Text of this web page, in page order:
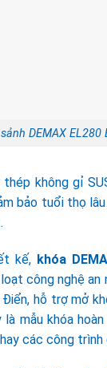
DEMAX EL280
không gỉ
bảo tuổi thọ
kế, khóa
công nghệ an
hỗ trợ mở
mẫu khóa
các công trình